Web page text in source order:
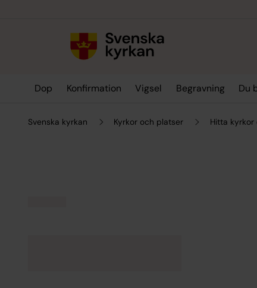
Dop Konfirmation Vigsel Begravning Du
Svenska kyrkan Kyrkor och platser Hitta